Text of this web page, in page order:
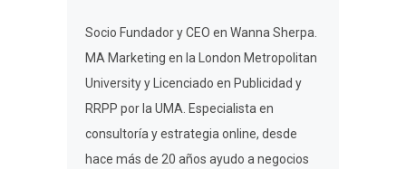
Socio Fundador y CEO en Wanna Sherpa.
MA Marketing en la London Metropolitan
University y Licenciado en Publicidad y
RRPP por la UMA. Especialista en
consultoría y estrategia online, desde
hace más de 20 años ayudo a negocios